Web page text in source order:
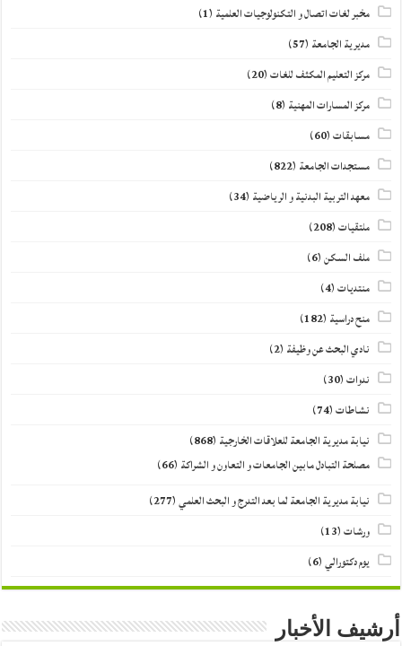
مخبر لغات اتصال و التكنولوجيات العلمية (1)
مديرية الجامعة (57)
مركز التعليم المكثف للغات(20)
مركز المسارات المهنية (8)
مسابقات(60)
مستجدات الجامعة (822)
معهد التربية البدنية و الرياضية (34)
ملتقيات(208)
ملف السكن(6)
منتديات(4)
منح دراسية (182)
نادي البحث عن وظيفة (2)
ندوات(30)
نشاطات(74)
نيابة مديرية الجامعة للعلاقات الخارجية (868)
مصلحة التبادل مابين الجامعات و التعاون و الشراكة (66)
نيابة مديرية الجامعة لما بعد التدرج و البحث العلمي(277)
ورشات(13)
يوم دكتورالي(6)
أرشيف الأخبار